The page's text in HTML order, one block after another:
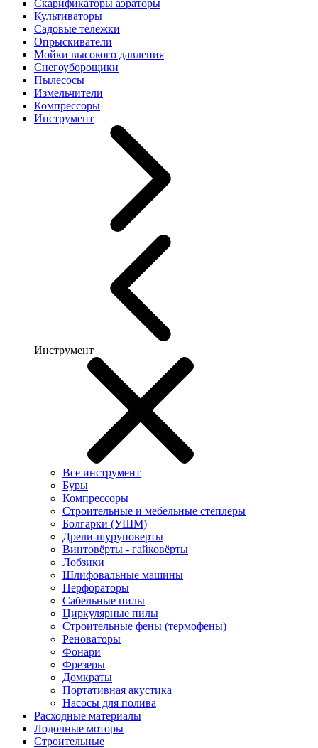
Скарификаторы аэраторы
Культиваторы
Садовые тележки
Опрыскиватели
Мойки высокого давления
Снегоуборощики
Пылесосы
Измельчители
Компрессоры
Инструмент
Инструмент
Все инструмент
Буры
Компрессоры
Строительные и мебельные степлеры
Болгарки (УШМ)
Дрели-шуруповерты
Винтовёрты - гайковёрты
Лобзики
Шлифовальные машины
Перфораторы
Сабельные пилы
Циркулярные пилы
Строительные фены (термофены)
Реноваторы
Фонари
Фрезеры
Домкраты
Портативная акустика
Насосы для полива
Расходные материалы
Лодочные моторы
Строительные